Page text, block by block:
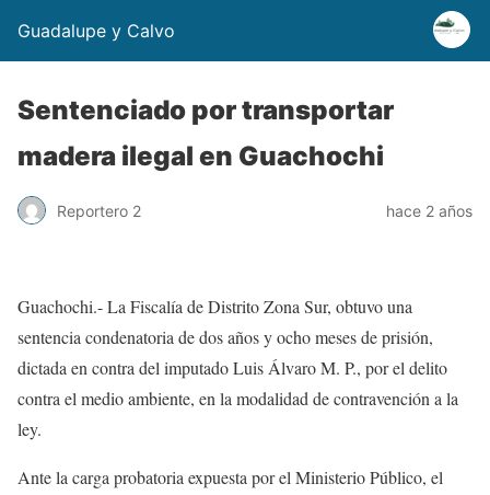
Guadalupe y Calvo
Sentenciado por transportar
madera ilegal en Guachochi
Reportero 2 hace 2 años
Guachochi.- La Fiscalía de Distrito Zona Sur, obtuvo una
sentencia condenatoria de dos años y ocho meses de prisión,
dictada en contra del imputado Luis Álvaro M. P., por el delito
contra el medio ambiente, en la modalidad de contravención a la
ley.
Ante la carga probatoria expuesta por el Ministerio Público, el